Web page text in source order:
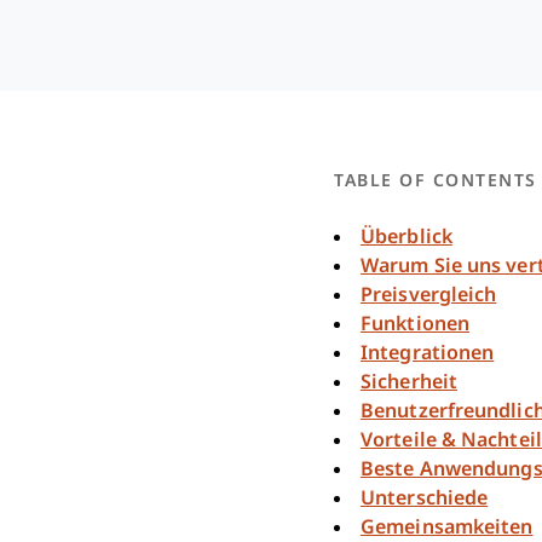
TABLE OF CONTENTS
Überblick
Warum Sie uns
Preisvergleich
Funktionen
Integrationen
Sicherheit
Vorteile &
Beste
Unterschiede
Gemeinsamkeiten